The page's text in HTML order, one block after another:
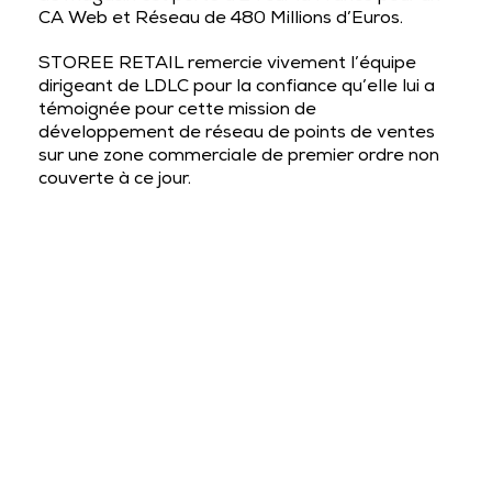
CA Web et Réseau de 480 Millions d’Euros.
STOREE RETAIL remercie vivement l’équipe
dirigeant de LDLC pour la confiance qu’elle lui a
témoignée pour cette mission de
développement de réseau de points de ventes
sur une zone commerciale de premier ordre non
couverte à ce jour.